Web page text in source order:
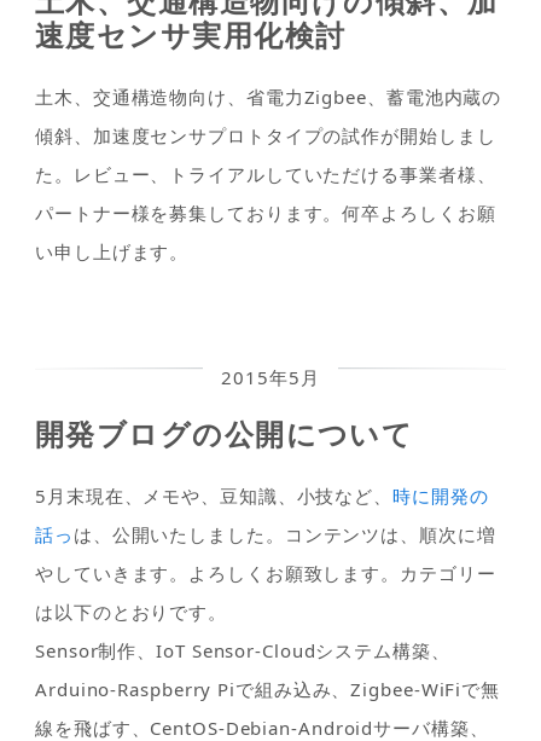
速度センサ実用化検討
土木、交通構造物向け、省電力Zigbee、蓄電池内蔵の
傾斜、加速度センサプロトタイプの試作が開始しまし
た。レビュー、トライアルしていただける事業者様、
パートナー様を募集しております。何卒よろしくお願
い申し上げます。
2015年5月
開発ブログの公開について
5月末現在、メモや、豆知識、小技など、時に開発の
話っ は、公開いたしました。コンテンツは、順次に増
やしていきます。よろしくお願致します。カテゴリー
は以下のとおりです。
Sensor制作、IoT Sensor-Cloudシステム構築、
Arduino-Raspberry Piで組み込み、Zigbee-WiFiで無
線を飛ばす、CentOS-Debian-Androidサーバ構築、